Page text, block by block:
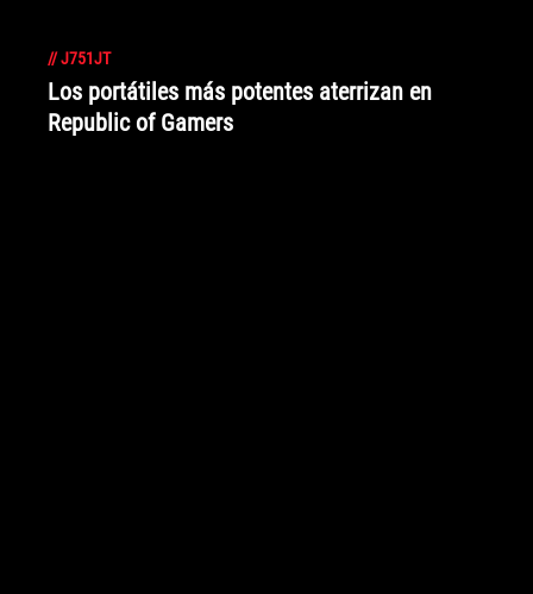
//J751JT
Los portátiles más potentes aterrizan en
Republic of Gamers